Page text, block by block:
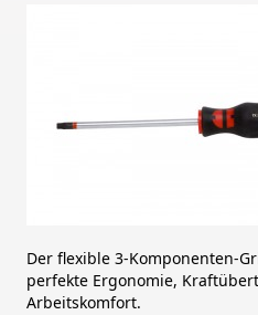
Der flexible 3-Komponenten-
perfekte Ergonomie,
Arbeitskomfort.